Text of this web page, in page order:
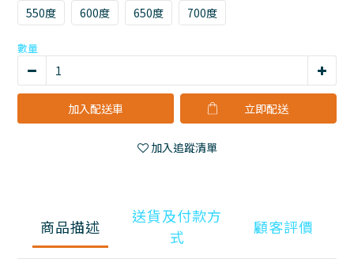
550度
600度 650度 700度
數量
加入配送車 立即購買
加入追蹤清單
商品描述
送貨及付款方
式
顧客評價